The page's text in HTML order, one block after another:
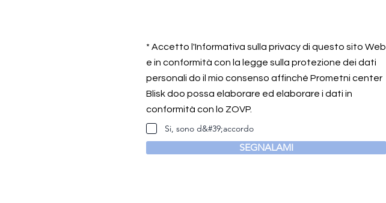
* Accetto l'Informativa sulla privacy di questo sito Web
e in conformità con la legge sulla protezione dei dati
personali do il mio consenso affinché Prometni center
Blisk doo possa elaborare ed elaborare i dati in
conformità con lo ZOVP.
Si, sono d&#39;accordo
SEGNALAMI